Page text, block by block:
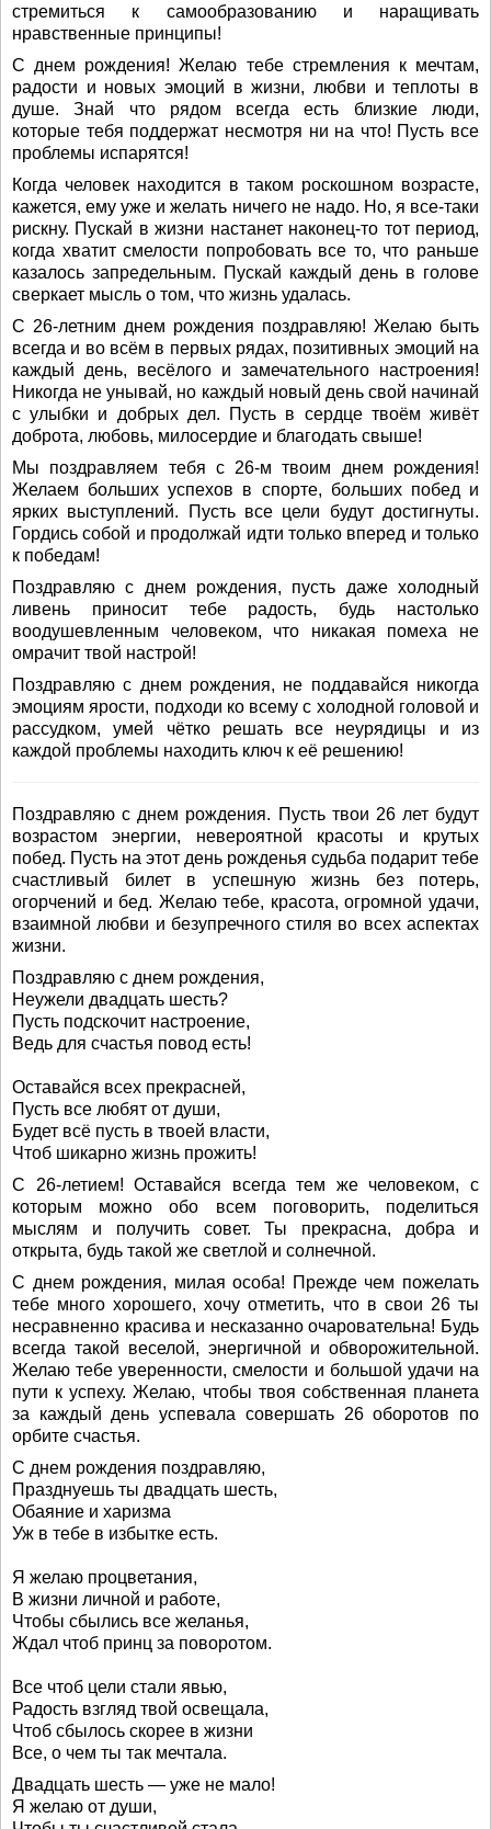
стремиться к самообразованию и наращивать
нравственные принципы!
С днем рождения! Желаю тебе стремления к мечтам,
радости и новых эмоций в жизни, любви и теплоты в
душе. Знай что рядом всегда есть близкие люди,
которые тебя поддержат несмотря ни на что! Пусть все
проблемы испарятся!
Когда человек находится в таком роскошном возрасте,
кажется, ему уже и желать ничего не надо. Но, я все-таки
рискну. Пускай в жизни настанет наконец-то тот период,
когда хватит смелости попробовать все то, что раньше
казалось запредельным. Пускай каждый день в голове
сверкает мысль о том, что жизнь удалась.
С 26-летним днем рождения поздравляю! Желаю быть
всегда и во всём в первых рядах, позитивных эмоций на
каждый день, весёлого и замечательного настроения!
Никогда не унывай, но каждый новый день свой начинай
с улыбки и добрых дел. Пусть в сердце твоём живёт
доброта, любовь, милосердие и благодать свыше!
Мы поздравляем тебя с 26-м твоим днем рождения!
Желаем больших успехов в спорте, больших побед и
ярких выступлений. Пусть все цели будут достигнуты.
Гордись собой и продолжай идти только вперед и только
к победам!
Поздравляю с днем рождения, пусть даже холодный
ливень приносит тебе радость, будь настолько
воодушевленным человеком, что никакая помеха не
омрачит твой настрой!
Поздравляю с днем рождения, не поддавайся никогда
эмоциям ярости, подходи ко всему с холодной головой и
рассудком, умей чётко решать все неурядицы и из
каждой проблемы находить ключ к её решению!
Поздравляю с днем рождения. Пусть твои 26 лет будут
возрастом энергии, невероятной красоты и крутых
побед. Пусть на этот день рожденья судьба подарит тебе
счастливый билет в успешную жизнь без потерь,
огорчений и бед. Желаю тебе, красота, огромной удачи,
взаимной любви и безупречного стиля во всех аспектах
жизни.
Поздравляю с днем рождения,
Неужели двадцать шесть?
Пусть подскочит настроение,
Ведь для счастья повод есть!
Оставайся всех прекрасней,
Пусть все любят от души,
Будет всё пусть в твоей власти,
Чтоб шикарно жизнь прожить!
С 26-летием! Оставайся всегда тем же человеком, с
которым можно обо всем поговорить, поделиться
мыслям и получить совет. Ты прекрасна, добра и
открыта, будь такой же светлой и солнечной.
С днем рождения, милая особа! Прежде чем пожелать
тебе много хорошего, хочу отметить, что в свои 26 ты
несравненно красива и несказанно очаровательна! Будь
всегда такой веселой, энергичной и обворожительной.
Желаю тебе уверенности, смелости и большой удачи на
пути к успеху. Желаю, чтобы твоя собственная планета
за каждый день успевала совершать 26 оборотов по
орбите счастья.
С днем рождения поздравляю,
Празднуешь ты двадцать шесть,
Обаяние и харизма
Уж в тебе в избытке есть.
Я желаю процветания,
В жизни личной и работе,
Чтобы сбылись все желанья,
Ждал чтоб принц за поворотом.
Все чтоб цели стали явью,
Радость взгляд твой освещала,
Чтоб сбылось скорее в жизни
Все, о чем ты так мечтала.
Двадцать шесть — уже не мало!
Я желаю от души,